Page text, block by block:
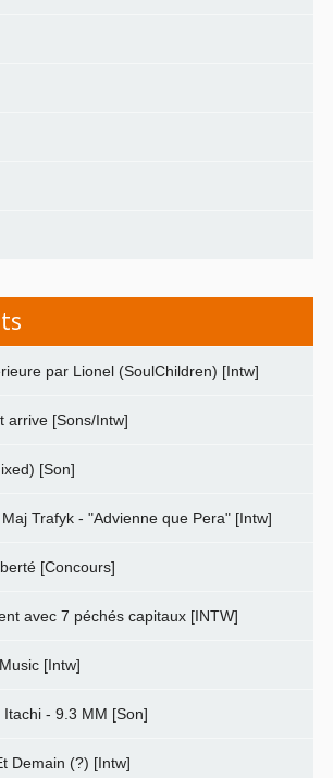
par Lionel (SoulChildren) [Intw]
arrive [Sons/Intw]
[Son]
Trafyk - "Advienne que Pera" [Intw]
[Concours]
avec 7 péchés capitaux [INTW]
[Intw]
Itachi - 9.3 MM [Son]
Demain (?) [Intw]